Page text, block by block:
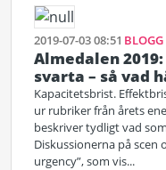
2019-07-03 08:51 BLOGG
Almedalen
svarta – så vad
Kapacitetsbrist.
ur rubriker från årets
beskriver tydligt vad
Diskussionerna på scen
urgency”, som vis...